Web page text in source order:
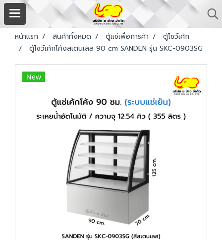
หน้าแรก สินค้าทั้งหมด ตู้แช่เพื่อการค้า
ตู้โชว์เค้ก
ตู้โชว์เค้กโค้งสเตนเลส 90 cm SANDEN รุ่น SKC-0903SG
New